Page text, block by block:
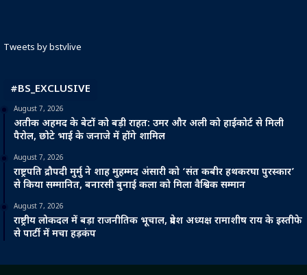
Tweets by bstvlive
#BS_EXCLUSIVE
August 7, 2026
अतीक अहमद के बेटों को बड़ी राहत: उमर और अली को हाईकोर्ट से मिली
पैरोल, छोटे भाई के जनाजे में होंगे शामिल
August 7, 2026
राष्ट्रपति द्रौपदी मुर्मु ने शाह मुहम्मद अंसारी को ‘संत कबीर हथकरघा पुरस्कार’
से किया सम्मानित, बनारसी बुनाई कला को मिला वैश्विक सम्मान
August 7, 2026
राष्ट्रीय लोकदल में बड़ा राजनीतिक भूचाल, प्रदेश अध्यक्ष रामाशीष राय के इस्तीफे
से पार्टी में मचा हड़कंप